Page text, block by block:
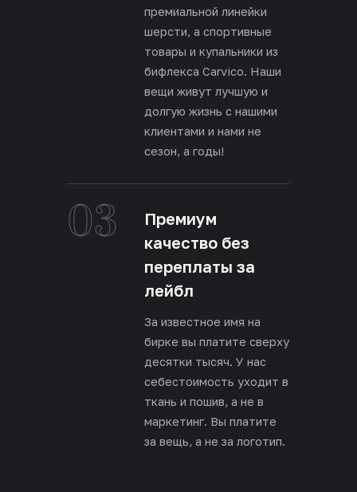
премиальной линейки
шерсти, а спортивные
товары и купальники из
бифлекса Carvico. Наши
вещи живут лучшую и
долгую жизнь с нашими
клиентами и нами не
сезон, а годы!
03
Премиум
качество без
переплаты за
лейбл
За известное имя на
бирке вы платите сверху
десятки тысяч. У нас
себестоимость уходит в
ткань и пошив, а не в
маркетинг. Вы платите
за вещь, а не за логотип.